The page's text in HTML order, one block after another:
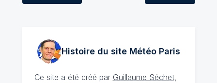
Histoire du site MétéoParis
Ce site a été créé par Guillaume Séchet,